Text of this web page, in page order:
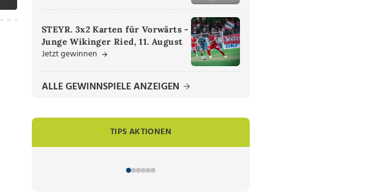
STEYR. 3x2 Karten für Vorwärts -
Junge Wikinger Ried, 11. August
Jetzt gewinnen
ALLE GEWINNSPIELE ANZEIGEN
TIPS AKTIONEN